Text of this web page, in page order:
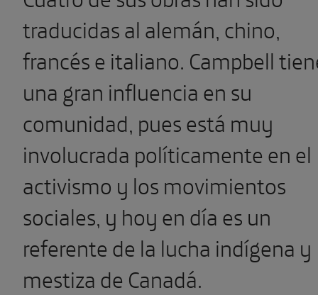
traducidas al alemán, chino,
francés e italiano. Campbell
una gran influencia en su
comunidad, pues está muy
involucrada políticamente en el
activismo y los movimientos
sociales, y hoy en día es un
referente de la lucha indígena y
mestiza de Canadá.